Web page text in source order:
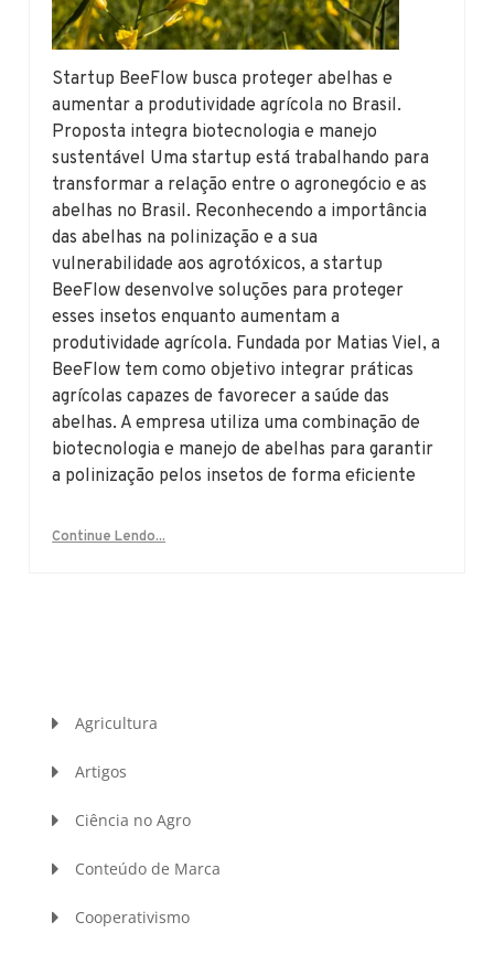
Startup BeeFlow busca proteger abelhas e
aumentar a produtividade agrícola no Brasil.
Proposta integra biotecnologia e manejo
sustentável Uma startup está trabalhando para
transformar a relação entre o agronegócio e as
abelhas no Brasil. Reconhecendo a importância
das abelhas na polinização e a sua
vulnerabilidade aos agrotóxicos, a startup
BeeFlow desenvolve soluções para proteger
esses insetos enquanto aumentam a
produtividade agrícola. Fundada por Matias Viel, a
BeeFlow tem como objetivo integrar práticas
agrícolas capazes de favorecer a saúde das
abelhas. A empresa utiliza uma combinação de
biotecnologia e manejo de abelhas para garantir
a polinização pelos insetos de forma eficiente
Continue Lendo...
Agricultura
Artigos
Ciência no Agro
Conteúdo de Marca
Cooperativismo